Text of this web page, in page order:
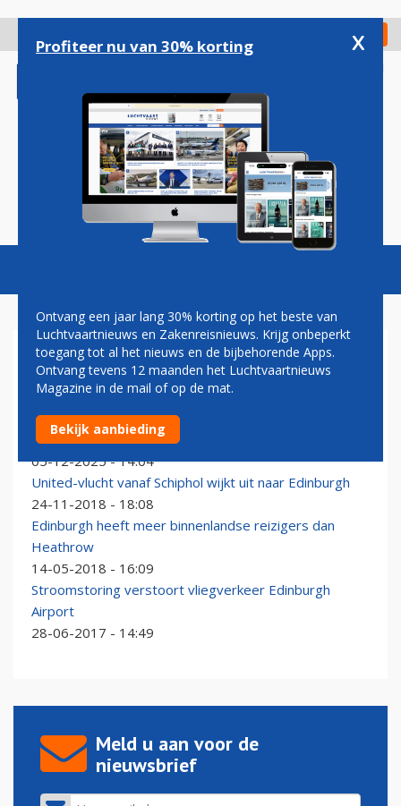
gaan
Check in
Magazine Podcasts Vacatures
EDINBURGH AIRPORT
IT-storing Edinburgh leidt tot beperkte verstoringen
richting Amsterdam
05-12-2025 - 14:04
United-vlucht vanaf Schiphol wijkt uit naar Edinburgh
24-11-2018 - 18:08
Edinburgh heeft meer binnenlandse reizigers dan
Heathrow
14-05-2018 - 16:09
Stroomstoring verstoort vliegverkeer Edinburgh
Airport
28-06-2017 - 14:49
Meld u aan voor de
nieuwsbrief
Profiteer nu van 30% korting x
Ontvang een jaar lang 30% korting op het beste van
Luchtvaartnieuws en Zakenreisnieuws. Krijg onbeperkt
toegang tot al het nieuws en de bijbehorende Apps.
Ontvang tevens 12 maanden het Luchtvaartnieuws
Magazine in de mail of op de mat.
Bekijk aanbieding